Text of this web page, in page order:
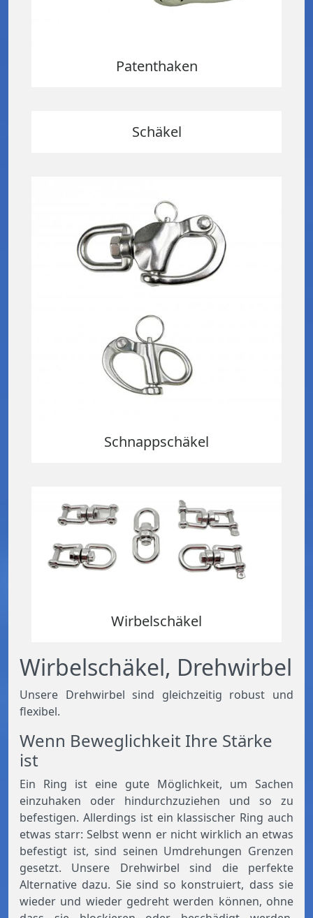
Patenthaken
Schäkel
Schnappschäkel
Wirbelschäkel
Wirbelschäkel, Drehwirbel
Unsere Drehwirbel sind gleichzeitig robust und
flexibel.
Wenn Beweglichkeit Ihre Stärke
ist
Ein Ring ist eine gute Möglichkeit, um Sachen
einzuhaken oder hindurchzuziehen und so zu
befestigen. Allerdings ist ein klassischer Ring auch
etwas starr: Selbst wenn er nicht wirklich an etwas
befestigt ist, sind seinen Umdrehungen Grenzen
gesetzt. Unsere Drehwirbel sind die perfekte
Alternative dazu. Sie sind so konstruiert, dass sie
wieder und wieder gedreht werden können, ohne